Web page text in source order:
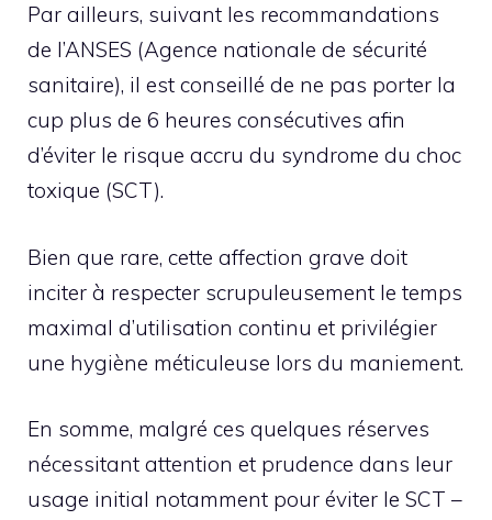
Par ailleurs, suivant les recommandations
de l’ANSES (Agence nationale de sécurité
sanitaire), il est conseillé de ne pas porter la
cup plus de 6 heures consécutives afin
d’éviter le risque accru du syndrome du choc
toxique (SCT).
Bien que rare, cette affection grave doit
inciter à respecter scrupuleusement le temps
maximal d’utilisation continu et privilégier
une hygiène méticuleuse lors du maniement.
En somme, malgré ces quelques réserves
nécessitant attention et prudence dans leur
usage initial notamment pour éviter le SCT –